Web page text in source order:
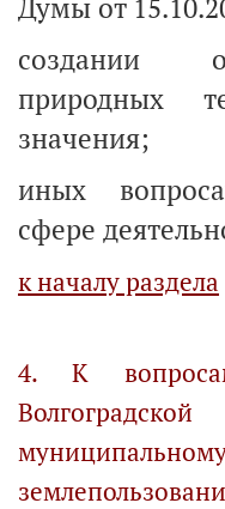
Думы от
создании
природных
значения;
иных
сфере
к началу раздела
4. К